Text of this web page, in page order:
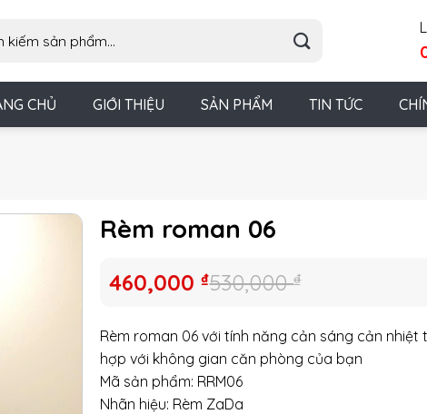
CHỦ GIỚI THIỆU SẢN PHẨM TIN TỨC
Rèm roman 06
530,000₫
Giá
là:
530,000 ₫.
460,000₫
Giá
hiện
tại
là:
460,000 ₫.
Rèm roman 06 với tính năng cản sáng cản nhiệt
hợp với không gian căn phòng của bạn
Mã sản phẩm: RRM06
Nhãn hiệu: Rèm ZaDa